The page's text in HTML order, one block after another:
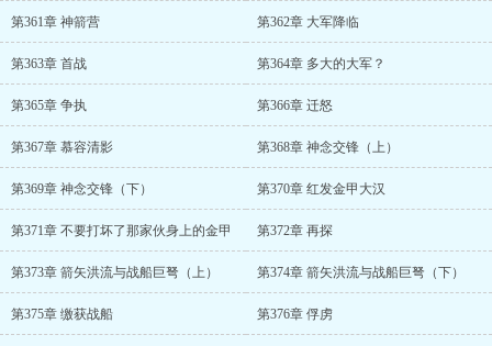
第361章 神箭营 第362章 大军降临
第363章 首战 第364章 多大的大军？
第365章 争执 第366章 迁怒
第367章 慕容清影 第368章 神念交锋（上）
第369章 神念交锋（下） 第370章 红发金甲大汉
第371章 不要打坏了那家伙身上的金甲 第372章 再探
第373章 箭矢洪流与战船巨弩（上） 第374章 箭矢洪流与战船巨弩（下）
第375章 缴获战船 第376章 俘虏